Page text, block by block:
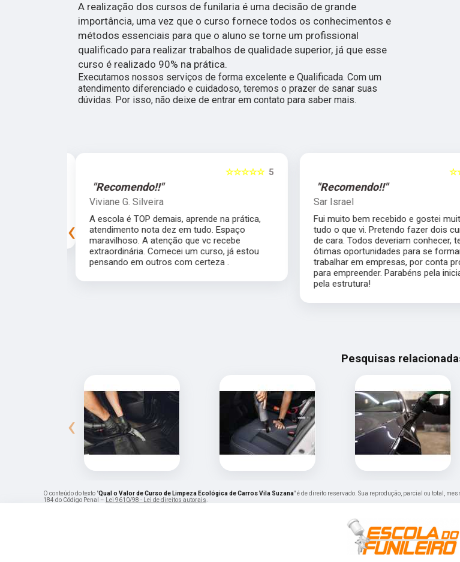
A realização dos cursos de funilaria é uma decisão de grande
importância, uma vez que o curso fornece todos os conhecimentos e
métodos essenciais para que o aluno se torne um profissional
qualificado para realizar trabalhos de qualidade superior, já que esse
curso é realizado 90% na prática.
Executamos nossos serviços de forma excelente e Qualificada. Com um
atendimento diferenciado e cuidadoso, teremos o prazer de sanar suas
dúvidas. Por isso, não deixe de entrar em contato para saber mais.
5
☆☆☆☆☆
"Recomendo!!"
Viviane G. Silveira
A escola é TOP demais, aprende na prática,
atendimento nota dez em tudo. Espaço
maravilhoso. A atenção que vc recebe
extraordinária. Comecei um curso, já estou
pensando em outros com certeza .
"Recomendo!!"
Sar Israel
Fui muito bem recebido e gostei
tudo o que vi. Pretendo fazer dois
de cara. Todos deveriam conhecer,
ótimas oportunidades para se
trabalhar em empresas, por conta
para empreender. Parabéns pela
pela estrutura!
‹
Pesquisas
‹
O conteúdo do texto "Qual o Valor de Curso de Limpeza Ecológica de Carros Vila Suzana" é de direito reservado. Sua reprodução, parcial ou total,
184 do Código Penal – Lei 9610/98 - Lei de direitos autorais.